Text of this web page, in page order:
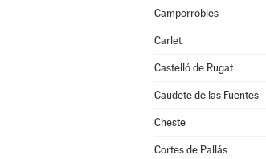
Camporrobles
Carlet
Castelló de Rugat
Caudete de las Fuentes
Cheste
Cortes de Pallás